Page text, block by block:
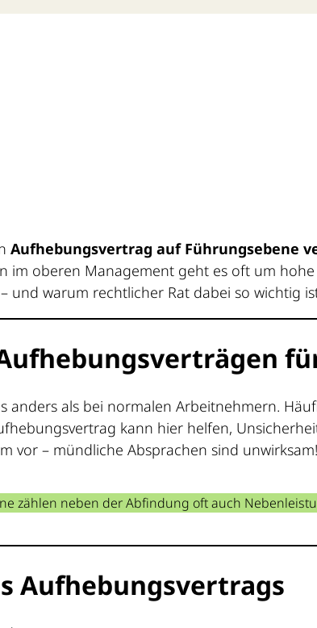
Aufhebungsvertrag auf Führungsebene
im oberen Management geht es oft um
und warum rechtlicher Rat dabei so wichtig
anders als bei normalen Arbeitnehmern.
kann hier helfen,
vor – mündliche Absprachen sind unwirksam!
zählen neben der Abfindung oft auch
Aufhebungsvertrags